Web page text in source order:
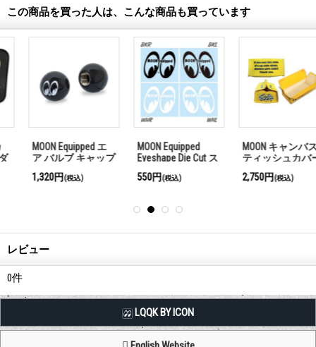
この商品を買った人は、こんな商品も買っています
MOON キャンバス
ティッシュカバー
2,750円(税込)
Rat Fink ヘッド ラ
イセンス ボルト
2,860円(税込)
Raised MOON
Equipped ロゴ ライ
レーム
2,200円(税込)
レビュー
0件
LQQK BY ICON